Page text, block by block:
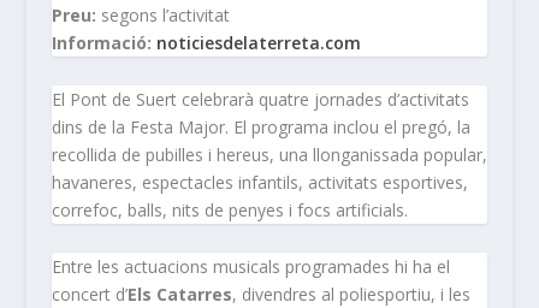
Preu: segons l’activitat
Informació: noticiesdelaterreta.com
El Pont de Suert celebrarà quatre jornades d’activitats
dins de la Festa Major. El programa inclou el pregó, la
recollida de pubilles i hereus, una llonganissada popular,
havaneres, espectacles infantils, activitats esportives,
correfoc, balls, nits de penyes i focs artificials.
Entre les actuacions musicals programades hi ha el
concert d’Els Catarres, divendres al poliesportiu, i les